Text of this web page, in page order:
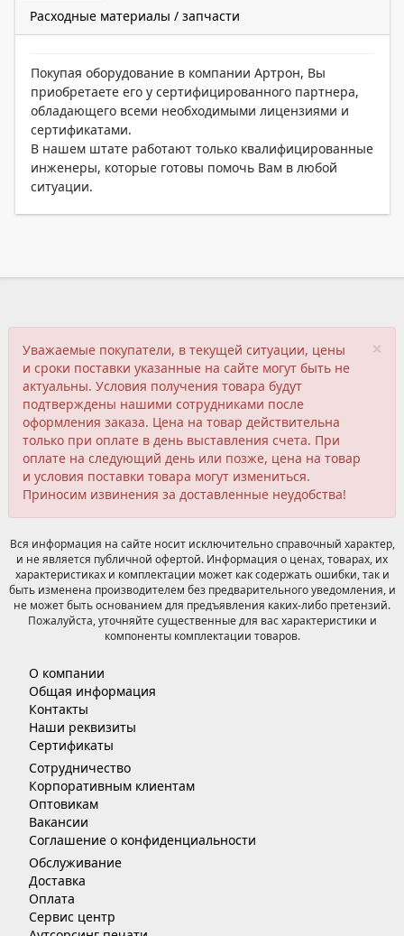
Расходные материалы / запчасти
Покупая оборудование в компании Артрон, Вы
приобретаете его у сертифицированного партнера,
обладающего всеми необходимыми лицензиями и
сертификатами.
В нашем штате работают только квалифицированные
инженеры, которые готовы помочь Вам в любой
ситуации.
×
Уважаемые покупатели, в текущей ситуации, цены
и сроки поставки указанные на сайте могут быть не
актуальны. Условия получения товара будут
подтверждены нашими сотрудниками после
оформления заказа. Цена на товар действительна
только при оплате в день выставления счета. При
оплате на следующий день или позже, цена на товар
и условия поставки товара могут измениться.
Приносим извинения за доставленные неудобства!
Вся информация на сайте носит исключительно справочный характер,
и не является публичной офертой. Информация о ценах, товарах, их
характеристиках и комплектации может как содержать ошибки, так и
быть изменена производителем без предварительного уведомления, и
не может быть основанием для предъявления каких-либо претензий.
Пожалуйста, уточняйте существенные для вас характеристики и
компоненты комплектации товаров.
О компании
Общая информация
Контакты
Наши реквизиты
Сертификаты
Сотрудничество
Корпоративным клиентам
Оптовикам
Вакансии
Соглашение о конфиденциальности
Обслуживание
Доставка
Оплата
Сервис центр